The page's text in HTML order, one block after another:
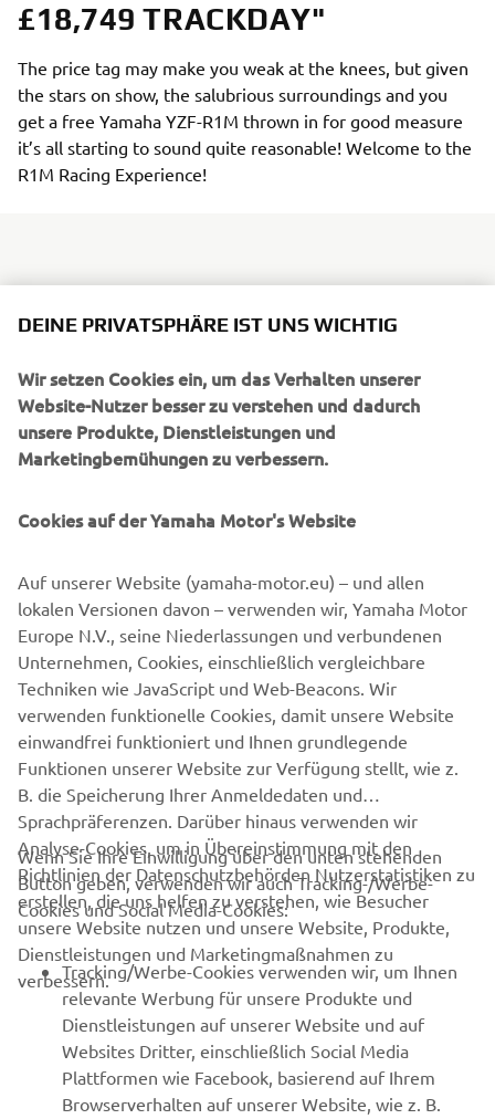
£18,749 TRACKDAY"
The price tag may make you weak at the knees, but given
the stars on show, the salubrious surroundings and you
get a free Yamaha YZF-R1M thrown in for good measure
it’s all starting to sound quite reasonable! Welcome to the
R1M Racing Experience!
naturally all encompassing – so perhaps it’s
bike are forgotten about when you’ve got a shiny new
machine to play with. For a start, the process of buying an
R1 with the subtle suffix is a little out of the ordinary. To
order one you had to go onto a special website to register
carpet and invited you to come in and sign on the dotted
year, within hours of the website going live, easily
fulfilling the UK’s quota of bikes – and leaving many of
Yamaha’s more minted fans disappointed with no R1M to
show for their efforts. So for 2016 Yamaha changed the
system, and all of Europe’s allocation was put in a pot with
the bikes being dished out on a first come, first served
basis.
UNTERNEHMEN
B2B
MEHR YAMAHA
SUPPORT
DEINE PRIVATSPHÄRE IST UNS WICHTIG
Wir setzen Cookies ein, um das Verhalten unserer
Website-Nutzer besser zu verstehen und dadurch
unsere Produkte, Dienstleistungen und
Marketingbemühungen zu verbessern.
Cookies auf der Yamaha Motor's Website
Auf unserer Website (yamaha-motor.eu) – und allen
lokalen Versionen davon – verwenden wir, Yamaha Motor
Europe N.V., seine Niederlassungen und verbundenen
Unternehmen, Cookies, einschließlich vergleichbare
Techniken wie JavaScript und Web-Beacons. Wir
verwenden funktionelle Cookies, damit unsere Website
einwandfrei funktioniert und Ihnen grundlegende
Funktionen unserer Website zur Verfügung stellt, wie z.
B. die Speicherung Ihrer Anmeldedaten und
Sprachpräferenzen. Darüber hinaus verwenden wir
Analyse-Cookies, um in Übereinstimmung mit den
Richtlinien der Datenschutzbehörden Nutzerstatistiken zu
erstellen, die uns helfen zu verstehen, wie Besucher
unsere Website nutzen und unsere Website, Produkte,
Dienstleistungen und Marketingmaßnahmen zu
verbessern.
Wenn Sie Ihre Einwilligung über den unten stehenden
Button geben, verwenden wir auch Tracking-/Werbe-
Cookies und Social Media-Cookies:
Tracking/Werbe-Cookies verwenden wir, um Ihnen
relevante Werbung für unsere Produkte und
Dienstleistungen auf unserer Website und auf
Websites Dritter, einschließlich Social Media
Plattformen wie Facebook, basierend auf Ihrem
Browserverhalten auf unserer Website, wie z. B.